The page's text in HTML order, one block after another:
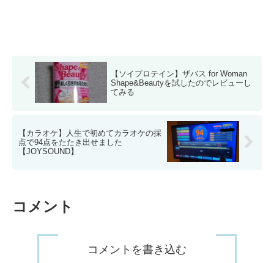
【ソイプロテイン】ザバス for Woman
Shape&Beautyを試したのでレビューし
てみる
【カラオケ】人生で初めてカラオケの採
点で94点をたたき出せました
【JOYSOUND】
コメント
コメントを書き込む